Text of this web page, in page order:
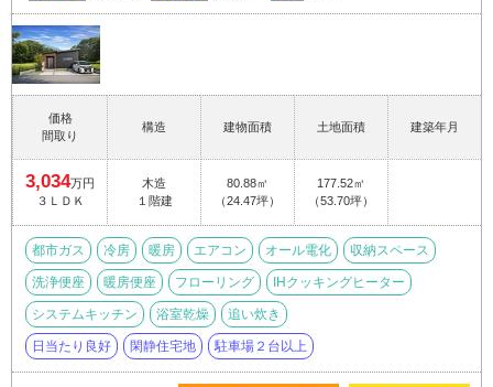
価格
間取り
構造 建物面積 土地面積 建築年月
3,034万円
３ＬＤＫ
木造
１階建
80.88㎡
（24.47坪）
177.52㎡
（53.70坪）
都市ガス 冷房 暖房 エアコン オール電化 収納スペース
洗浄便座 暖房便座 フローリング IHクッキングヒーター
システムキッチン 浴室乾燥 追い炊き
日当たり良好 閑静住宅地 駐車場２台以上